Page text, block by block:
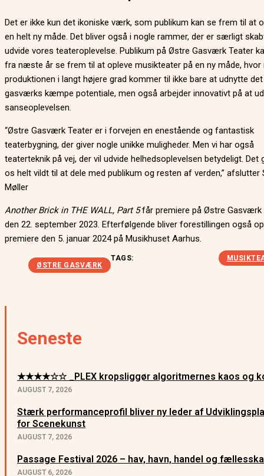
Det er ikke kun det ikoniske værk, som publikum kan se frem til at
en helt ny måde. Det bliver også i nogle rammer, der er særligt
udvide vores teateroplevelse. Publikum på Østre Gasværk Teater
fra næste år se frem til at opleve musikteater på en ny måde, hvor
produktionen i langt højere grad kommer til ikke bare at udnytte
gasværks kæmpe potentiale, men også arbejder innovativt på at
sanseoplevelsen.
“Østre Gasværk Teater er i forvejen en enestående og fantastisk
teaterbygning, der giver nogle unikke muligheder. Men vi har også
teaterteknik på vej, der vil udvide helhedsoplevelsen betydeligt. Det
os helt vildt til at dele med publikum og resten af verden,” afslutter
Møller
Another Brick in THE WALL, Part 5får premiere på Østre Gasværk
den 22. september 2023. Efterfølgende bliver forestillingen også
premiere den 5. januar 2024 på Musikhuset Aarhus.
TAGS:
ØSTRE GASVÆRK
Seneste
★★★★☆☆ _PLEX kropsliggør algoritmernes kaos og
AUGUST 7, 2026
Stærk performanceprofil bliver ny leder af
for Scenekunst
AUGUST 7, 2026
Passage Festival 2026 – hav, havn, handel og
AUGUST 6, 2026